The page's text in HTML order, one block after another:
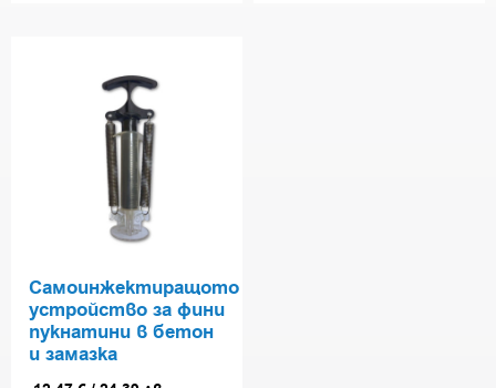
Самоинжектиращото
устройство за фини
пукнатини в бетон
и замазка